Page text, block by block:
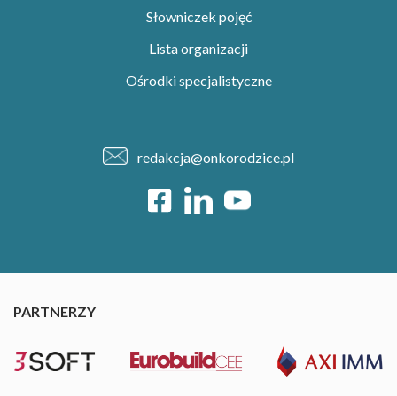
Słowniczek pojęć
Lista organizacji
Ośrodki specjalistyczne
redakcja@onkorodzice.pl
PARTNERZY